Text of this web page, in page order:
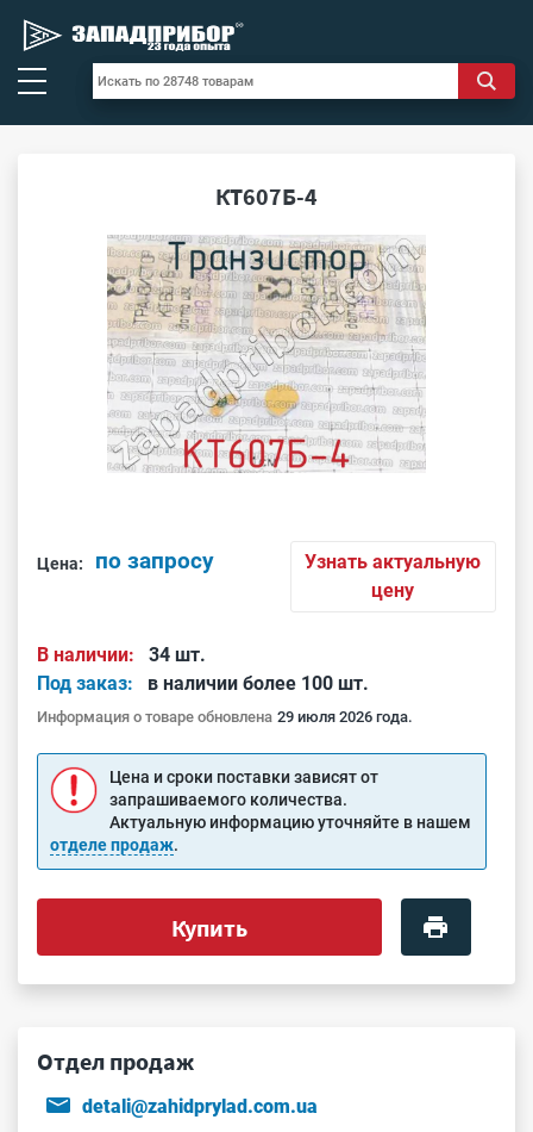
КТ607Б-4
Цена: по запросу
Узнать актуальную
цену
В наличии:
34 шт.
Под заказ:
в наличии более 100 шт.
Информация о товаре обновлена 29 июля 2026 года.
Цена и сроки поставки зависят от
запрашиваемого количества.
Актуальную информацию уточняйте в нашем
отделе продаж.
Купить
Отдел продаж
detali@zahidprylad.com.ua